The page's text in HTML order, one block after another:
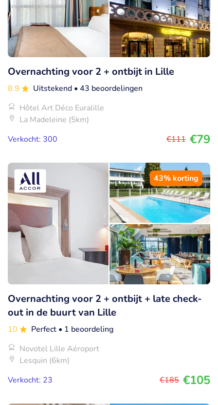
Overnachting voor 2 + ontbijt in Lille
8.9 Uitstekend • 43 beoordelingen
Hôtel Art Déco Euralille
La Madeleine (5km)
Verkocht: 300
€111 €79
43% korting
Overnachting voor 2 + ontbijt + late check-
out in de buurt van Lille
10 Perfect • 1 beoordeling
Novotel Lille Aéroport
Lesquin (6km)
Verkocht: 23
€185 €105